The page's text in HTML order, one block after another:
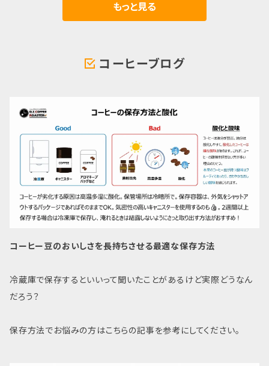
もっと見る
コーヒーブログ
コーヒー豆のおいしさを長持ちさせる最適な保存方法
冷蔵庫で保存するといいって聞いたことがあるけど実際どうなん
だろう？
保存方法でお悩みの方はこちらの記事を参考にしてください。